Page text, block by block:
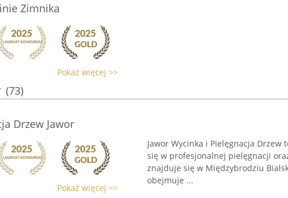
Zimnika
Pokaż więcej >>
(73)
Drzew Jawor
Pokaż więcej >>
Jawor Wycinka i Pielęgnacja Drzew
się w profesjonalnej pielęgnacji
znajduje się w Międzybrodziu
obejmuje ...